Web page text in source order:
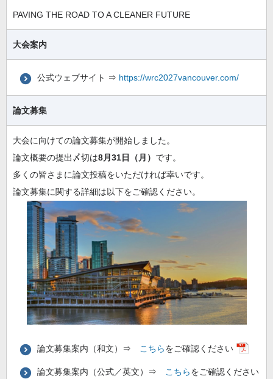
PAVING THE ROAD TO A CLEANER FUTURE
大会案内
公式ウェブサイト ⇒ https://wrc2027vancouver.com/
論文募集
大会に向けての論文募集が開始しました。
論文概要の提出〆切は8月31日（月） です。
多くの皆さまに論文投稿をいただければ幸いです。
論文募集に関する詳細は以下をご確認ください。
論文募集案内（和文）⇒ こちらをご確認ください
論文募集案内（公式／英文）⇒ こちらをご確認ください